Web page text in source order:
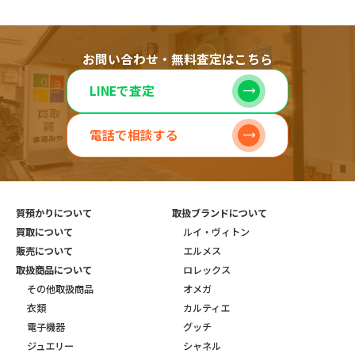
お問い合わせ・無料査定はこちら
LINEで査定
電話で相談する
質預かりについて
買取について
販売について
取扱商品について
その他取扱商品
衣類
電子機器
ジュエリー
取扱ブランドについて
ルイ・ヴィトン
エルメス
ロレックス
オメガ
カルティエ
グッチ
シャネル